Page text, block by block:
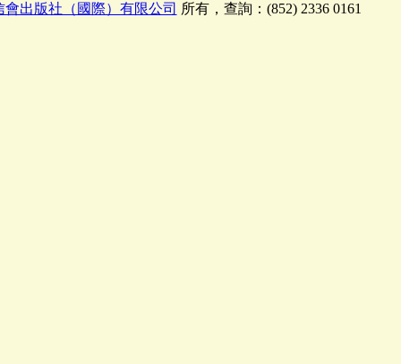
會出版社（國際）有限公司 所有，查詢：(852) 2336 0161